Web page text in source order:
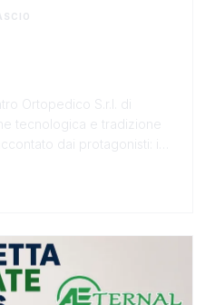
Ortopedico S.r.l. di
tecnologica e tradizione
dai protagonisti: il